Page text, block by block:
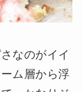
なのがイイ
ム層から浮